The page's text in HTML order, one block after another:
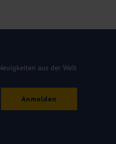
aus der Welt
Anmelden